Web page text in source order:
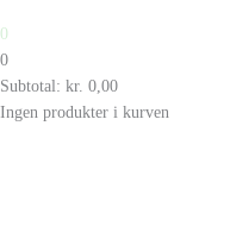
0
0
Subtotal: kr. 0,00
Ingen produkter i kurven